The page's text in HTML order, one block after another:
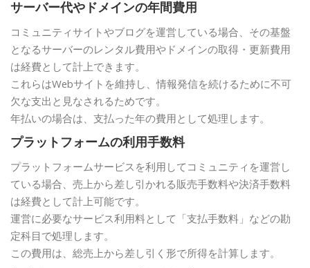
サーバー代やドメインの年間費用
コミュニティサイトやブログを運営している場合、その基盤
となるサーバーのレンタル費用やドメインの取得・更新費用
は経費として計上できます。
これらはWebサイトを維持し、情報発信を続けるために不可
欠な支出と見なされるためです。
年払いの場合は、支払った年の費用として処理します。
プラットフォームの利用手数料
プラットフォームサービスを利用してコミュニティを運営し
ている場合、売上から差し引かれる販売手数料や決済手数料
は経費として計上可能です。
運営に必要なサービス利用料として「支払手数料」などの勘
定科目で処理します。
この費用は、総売上から差し引く形で所得を計算します。